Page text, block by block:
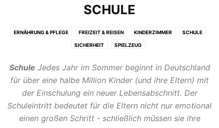
SCHULE
ERNÄHRUNG & PFLEGE FREIZEIT & REISEN KINDERZIMMER SCHULE
SICHERHEIT SPIELZEUG
Schule Jedes Jahr im Sommer beginnt in Deutschland
für über eine halbe Million Kinder (und ihre Eltern) mit
der Einschulung ein neuer Lebensabschnitt. Der
Schuleintritt bedeutet für die Eltern nicht nur emotional
einen großen Schritt - schließlich müssen sie ihre